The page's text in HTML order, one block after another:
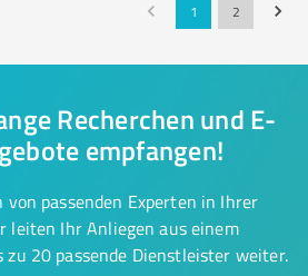
1 2
Recherchen und E-
empfangen!
von passenden Experten in Ihrer
leiten Ihr Anliegen aus einem
zu 20 passende Dienstleister weiter.